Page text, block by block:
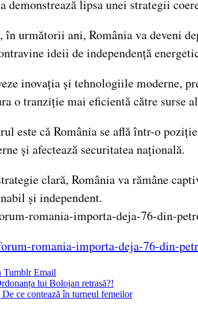
lipsa unei strategii
în următorii ani, România va deveni
ideii de independență
inovația și tehnologiile moderne,
o tranziție mai eficientă către surse
este că România se află într-o
și afectează securitatea națională.
clară, România va rămâne
și independent.
romania-importa-deja-76-din-
romania-importa-deja-76-din-
Tumblr Email
lui Bolojan retrasă?!
De ce contează în turneul femeilor